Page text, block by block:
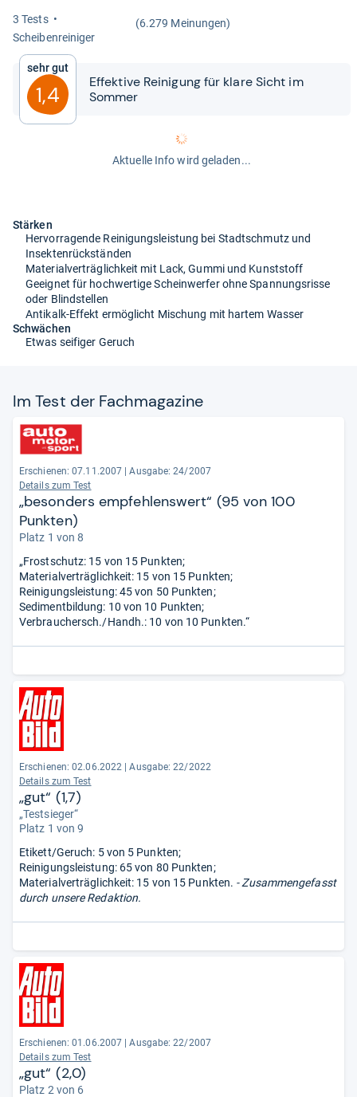
3 Tests
(6.279 Meinungen)
Schei­ben­rei­ni­ger
Sehr gut
1,4
Effek­tive Rei­ni­gung für klare Sicht im
Som­mer
Aktuelle Info wird geladen...
Stärken
Hervorragende Reinigungsleistung bei Stadtschmutz und
Insektenrückständen
Materialverträglichkeit mit Lack, Gummi und Kunststoff
Geeignet für hochwertige Scheinwerfer ohne Spannungsrisse
oder Blindstellen
Antikalk-Effekt ermöglicht Mischung mit hartem Wasser
Schwächen
Etwas seifiger Geruch
Im Test der Fach­ma­ga­zine
Erschienen: 07.11.2007
Ausgabe: 24/2007
Details zum Test
„besonders empfehlenswert“ (95 von 100
Punkten)
Platz 1 von 8
„Frostschutz: 15 von 15 Punkten;
Materialverträglichkeit: 15 von 15 Punkten;
Reinigungsleistung: 45 von 50 Punkten;
Sedimentbildung: 10 von 10 Punkten;
Verbrauchersch./Handh.: 10 von 10 Punkten.“
Erschienen: 02.06.2022
Ausgabe: 22/2022
Details zum Test
„gut“ (1,7)
„Testsieger“
Platz 1 von 9
Etikett/Geruch: 5 von 5 Punkten;
Reinigungsleistung: 65 von 80 Punkten;
Materialverträglichkeit: 15 von 15 Punkten. - Zusammengefasst
durch unsere Redaktion.
Erschienen: 01.06.2007
Ausgabe: 22/2007
Details zum Test
„gut“ (2,0)
Platz 2 von 6